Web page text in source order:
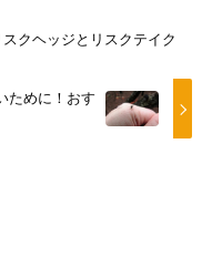
スクヘッジとリスクテイク
ために！おす